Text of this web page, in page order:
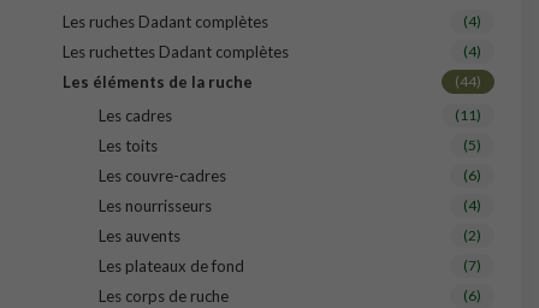
Les ruches Dadant complètes (4)
Les ruchettes Dadant complètes (4)
Les éléments de la ruche (44)
Les cadres (11)
Les toits (5)
Les couvre-cadres (6)
Les nourrisseurs (4)
Les auvents (2)
Les plateaux de fond (7)
Les corps de ruche (6)